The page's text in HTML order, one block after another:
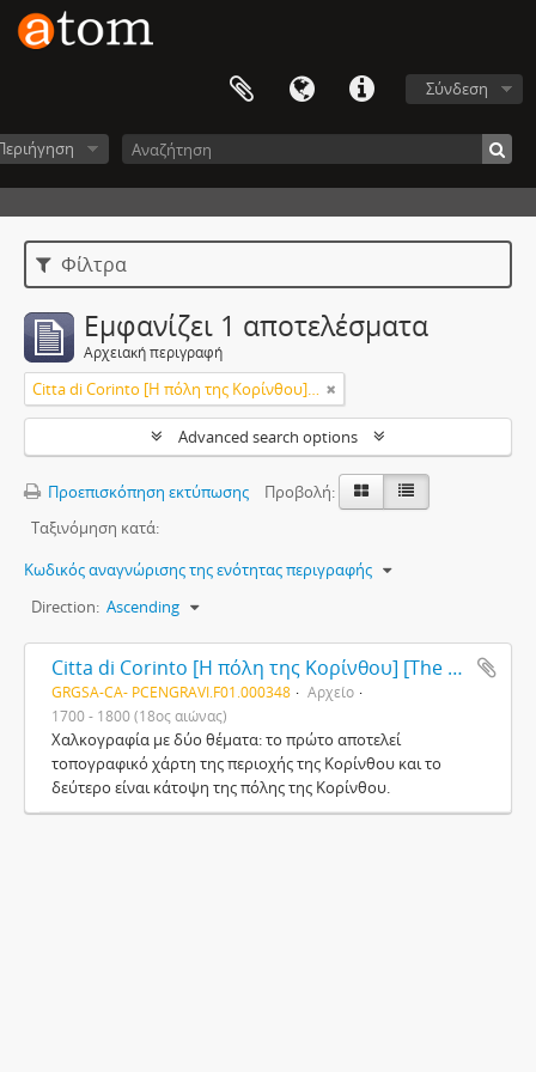
Σύνδεση
Φίλτρα
Εμφανίζει 1 αποτελέσματα
Αρχειακή περιγραφή
Citta di Corinto [Η πόλη της Κορίνθου] [The town of Corinthos]
Advanced search options
Προεπισκόπηση εκτύπωσης
Προβολή:
Ταξινόμηση κατά:
Κωδικός αναγνώρισης της ενότητας περιγραφής
Direction: Ascending
Citta di Corinto [Η πόλη της Κορίνθου] [The town of Corinthos]
GRGSA-CA- PCENGRAVI.F01.000348
Αρχείο
1700 - 1800 (18ος αιώνας)
Χαλκογραφία με δύο θέματα: το πρώτο αποτελεί
τοπογραφικό χάρτη της περιοχής της Κορίνθου και το
δεύτερο είναι κάτοψη της πόλης της Κορίνθου.